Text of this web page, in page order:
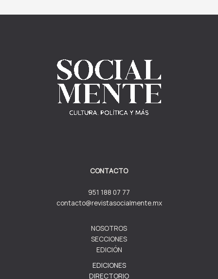
CONTACTO
951 188 07 77
contacto@revistasocialmente.mx
NOSOTROS
SECCIONES
EDICIÓN
EDICIONES
DIRECTORIO